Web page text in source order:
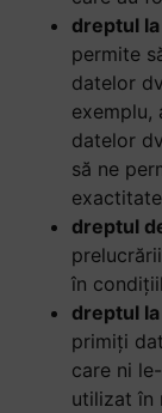
dreptul
permite
datelor
exemplu,
datelor
să ne
dreptul
în
dreptul
primiți
care ni
utilizat în